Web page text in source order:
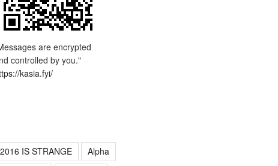
are encrypted
controlled by you."
kasia.fyi/
2016 IS STRANGE
Alpha